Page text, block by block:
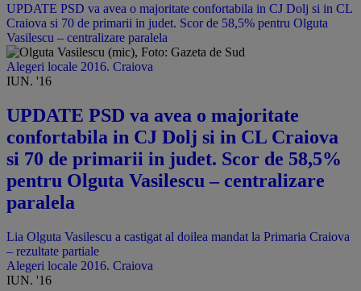
UPDATE PSD va avea o majoritate confortabila in CJ Dolj si in CL
Craiova si 70 de primarii in judet. Scor de 58,5% pentru Olguta
Vasilescu – centralizare paralela
Alegeri locale 2016. Craiova
IUN. '16
UPDATE PSD va avea o majoritate
confortabila in CJ Dolj si in CL Craiova
si 70 de primarii in judet. Scor de 58,5%
pentru Olguta Vasilescu – centralizare
paralela
Lia Olguta Vasilescu a castigat al doilea mandat la Primaria Craiova
– rezultate partiale
Alegeri locale 2016. Craiova
IUN. '16